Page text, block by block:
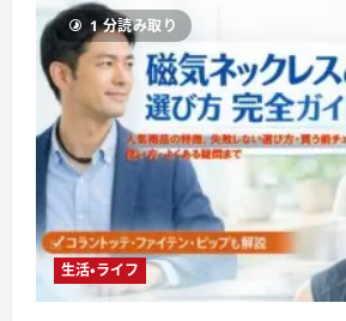
1 分読み取り
生活・ライフ